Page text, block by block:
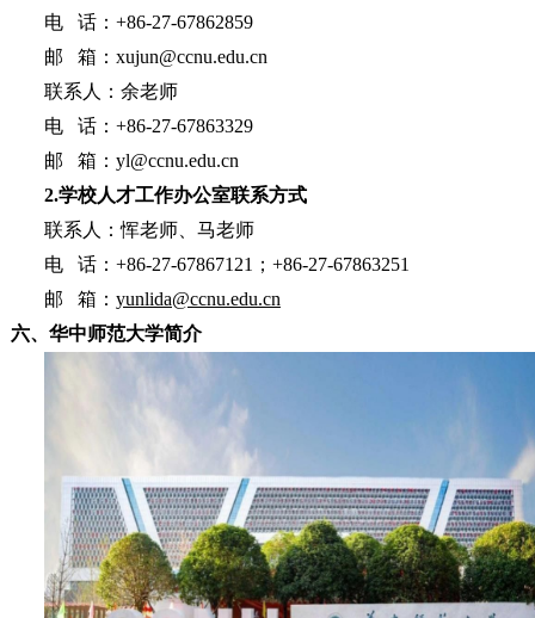
电 话：+86-27-67862859
邮 箱：xujun@ccnu.edu.cn
联系人：余老师
电 话：+86-27-67863329
邮 箱：yl@ccnu.edu.cn
2.学校人才工作办公室联系方式
联系人：恽老师、马老师
电 话：+86-27-67867121；+86-27-67863251
邮 箱： yunlida@ccnu.edu.cn
六、华中师范大学简介